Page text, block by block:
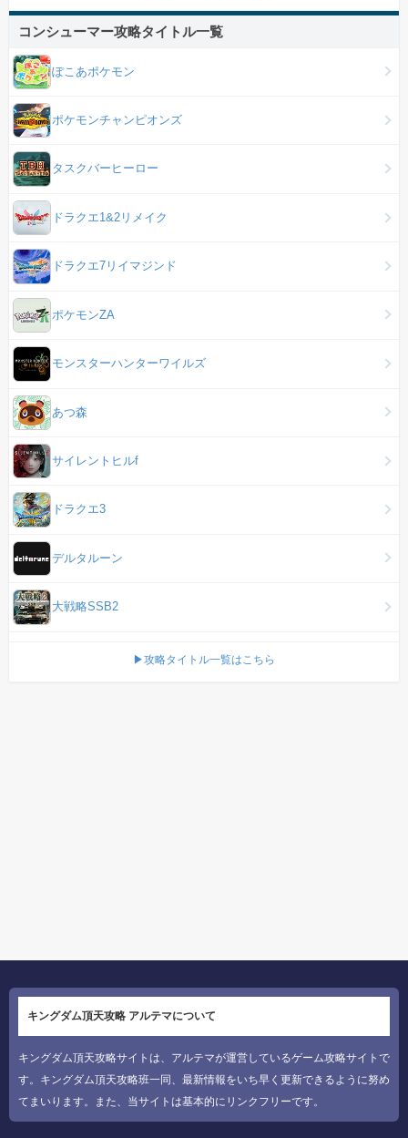
コンシューマー攻略タイトル一覧
ぽこあポケモン
ポケモンチャンピオンズ
タスクバーヒーロー
ドラクエ1&2リメイク
ドラクエ7リイマジンド
ポケモンZA
モンスターハンターワイルズ
あつ森
サイレントヒルf
ドラクエ3
デルタルーン
大戦略SSB2
▶攻略タイトル一覧はこちら
キングダム頂天攻略 アルテマについて
キングダム頂天攻略サイトは、アルテマが運営しているゲーム攻略サイトで
す。キングダム頂天攻略班一同、最新情報をいち早く更新できるように努め
てまいります。また、当サイトは基本的にリンクフリーです。